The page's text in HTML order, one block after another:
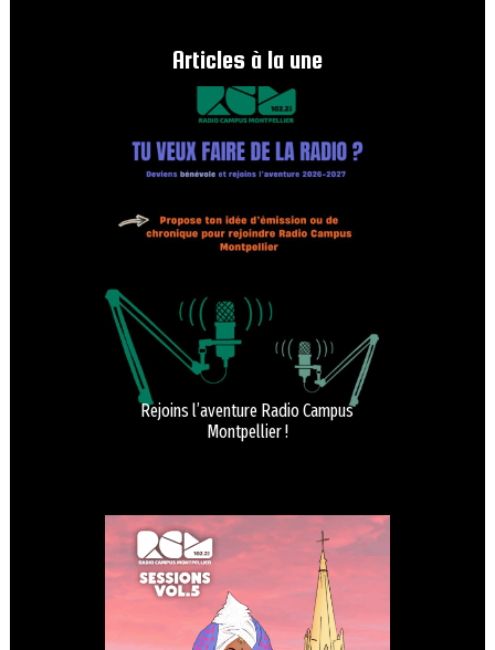
Articles à la une
Rejoins l’aventure Radio Campus
Montpellier !